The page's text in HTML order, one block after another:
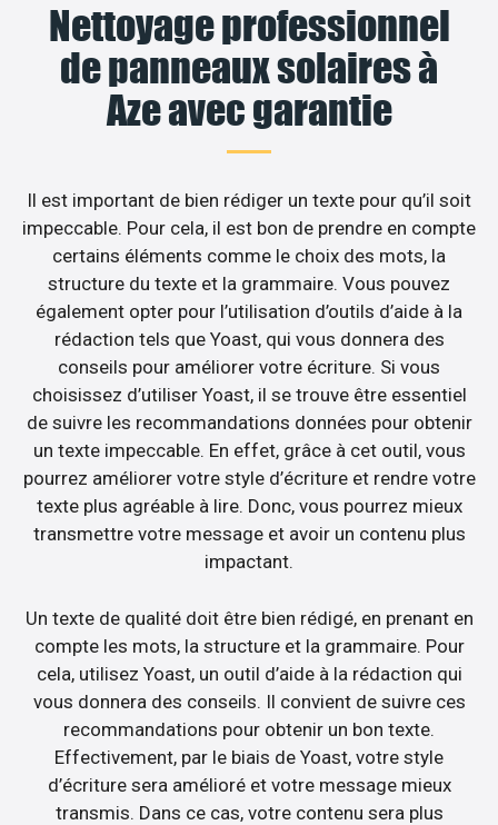
Nettoyage professionnel
de panneaux solaires à
Aze avec garantie
Il est important de bien rédiger un texte pour qu’il soit
impeccable. Pour cela, il est bon de prendre en compte
certains éléments comme le choix des mots, la
structure du texte et la grammaire. Vous pouvez
également opter pour l’utilisation d’outils d’aide à la
rédaction tels que Yoast, qui vous donnera des
conseils pour améliorer votre écriture. Si vous
choisissez d’utiliser Yoast, il se trouve être essentiel
de suivre les recommandations données pour obtenir
un texte impeccable. En effet, grâce à cet outil, vous
pourrez améliorer votre style d’écriture et rendre votre
texte plus agréable à lire. Donc, vous pourrez mieux
transmettre votre message et avoir un contenu plus
impactant.
Un texte de qualité doit être bien rédigé, en prenant en
compte les mots, la structure et la grammaire. Pour
cela, utilisez Yoast, un outil d’aide à la rédaction qui
vous donnera des conseils. Il convient de suivre ces
recommandations pour obtenir un bon texte.
Effectivement, par le biais de Yoast, votre style
d’écriture sera amélioré et votre message mieux
transmis. Dans ce cas, votre contenu sera plus